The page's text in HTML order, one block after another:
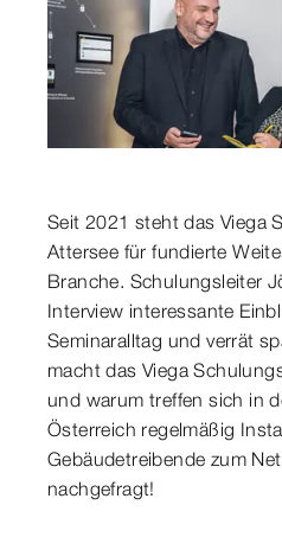
Seit 2021 steht das Viega
Attersee für fundierte
Branche. Schulungsleiter
Interview interessante
Seminaralltag und verrät
macht das Viega
und warum treffen sich in
Österreich regelmäßig
Gebäudetreibende zum
nachgefragt!